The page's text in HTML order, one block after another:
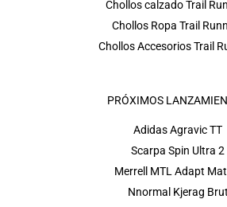
Chollos calzado Trail
Chollos Ropa Trail
Chollos Accesorios Trail
PRÓXIMOS
Adidas Agravic TT
Scarpa Spin Ultra 2
Merrell MTL Adapt
Nnormal Kjerag Brut